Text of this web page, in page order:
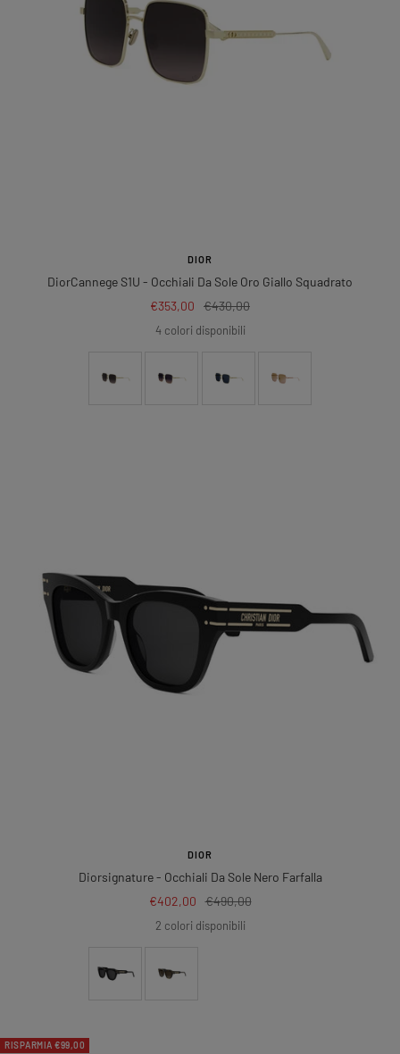
DIOR
DiorCannege S1U - Occhiali Da Sole Oro Giallo Squadrato
Prezzo
di
€353,00
Prezzo
regolare
€430,00
4 colori disponibili
DIOR
Diorsignature- Occhiali Da Sole Nero Farfalla
Prezzo
di
€402,00 Prezzo
regolare
€490,00
2 colori disponibili
RISPARMIA €99,00